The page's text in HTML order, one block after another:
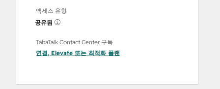
액세스 유형
공유됨
TabaTalk Contact Center 구독
연결, Elevate 또는 최적화플랜